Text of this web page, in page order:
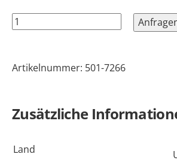
HG/TR-
4.6m,
Menge
Artikelnummer: 501-7266
Zusätzliche
Land